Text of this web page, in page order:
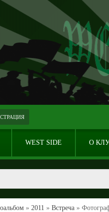
WEST SIDE О
» 2011 » Встреча »